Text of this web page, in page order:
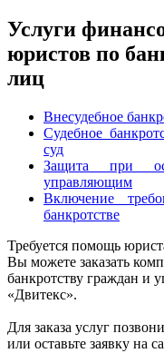
Услуги
юристов по
лиц
Внесудебное
Судебное
суд
Защита при
управляющим
Включение
банкротстве
Требуется помощь
Вы можете заказать
банкротству граждан
«Двитекс».
Для заказа услуг
или оставьте заявку на